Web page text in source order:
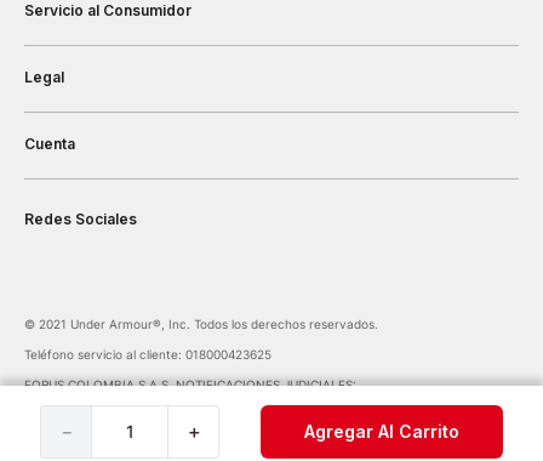
＋
－ Agregar Al Carrito
Servicio al Consumidor
Legal
Cuenta
Redes Sociales
©️ 2021 Under Armour®️, Inc. Todos los derechos reservados.
Teléfono servicio al cliente: 018000423625
FORUS COLOMBIA S.A.S. NOTIFICACIONES JUDICIALES:
notificaciones@forus.com.co
| Av. Carrera 45 Nº 108-27 BOGOTÁ COLOMBIA